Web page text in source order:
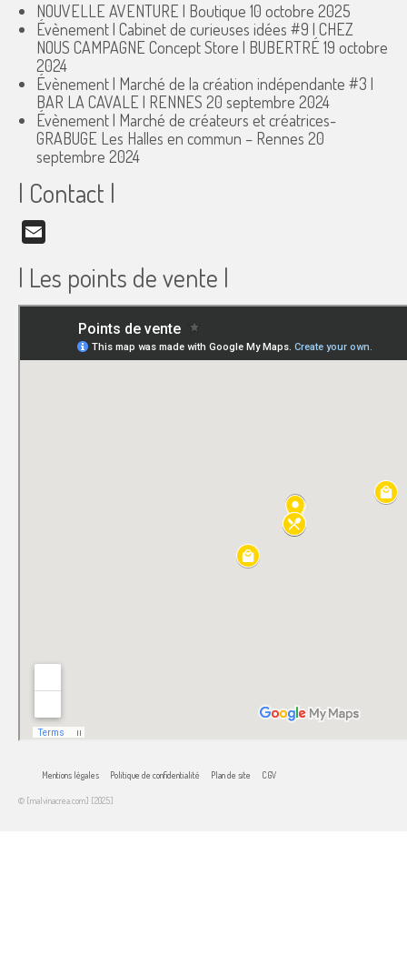
NOUVELLE AVENTURE | Boutique 10 octobre 2025
Évènement | Cabinet de curieuses idées #9 | CHEZ
NOUS CAMPAGNE Concept Store | BUBERTRÉ 19 octobre
2024
Évènement | Marché de la création indépendante #3 |
BAR LA CAVALE | RENNES 20 septembre 2024
Évènement | Marché de créateurs et créatrices-
GRABUGE Les Halles en commun – Rennes 20
septembre 2024
| Contact |
| Les points de vente |
Mentions légales Politique de confidentialité Plan de site CGV
© [malvinacrea.com] [2025]